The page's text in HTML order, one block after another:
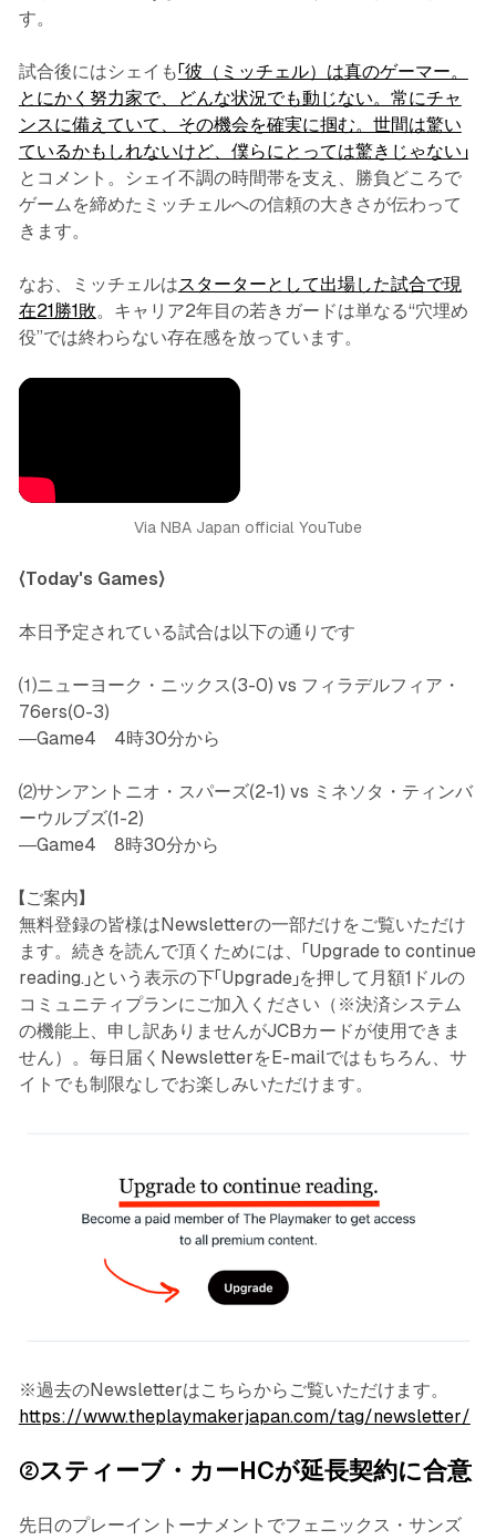
す。
試合後にはシェイも「彼（ミッチェル）は真のゲーマー。
とにかく努力家で、どんな状況でも動じない。常にチャ
ンスに備えていて、その機会を確実に掴む。世間は驚い
ているかもしれないけど、僕らにとっては驚きじゃない」
とコメント。シェイ不調の時間帯を支え、勝負どころで
ゲームを締めたミッチェルへの信頼の大きさが伝わって
きます。
なお、ミッチェルはスターターとして出場した試合で現
在21勝1敗。キャリア2年目の若きガードは単なる“穴埋め
役”では終わらない存在感を放っています。
Via NBA Japan official YouTube
〈Today's Games〉
本日予定されている試合は以下の通りです
⑴ニューヨーク・ニックス(3-0) vs フィラデルフィア・
76ers(0-3)
―Game4 4時30分から
⑵サンアントニオ・スパーズ(2-1) vs ミネソタ・ティンバ
ーウルブズ(1-2)
―Game4 8時30分から
【ご案内】
無料登録の皆様はNewsletterの一部だけをご覧いただけ
ます。続きを読んで頂くためには、「Upgrade to continue
reading.」という表示の下「Upgrade」を押して月額1ドルの
コミュニティプランにご加入ください（※決済システム
の機能上、申し訳ありませんがJCBカードが使用できま
せん）。毎日届くNewsletterをE-mailではもちろん、サ
イトでも制限なしでお楽しみいただけます。
※過去のNewsletterはこちらからご覧いただけます。
https://www.theplaymakerjapan.com/tag/newsletter/
②スティーブ・カーHCが延長契約に合意
先日のプレーイントーナメントでフェニックス・サンズ